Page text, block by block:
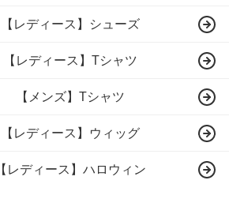
【レディース】シューズ
【レディース】Tシャツ
【メンズ】Tシャツ
【レディース】ウィッグ
【レディース】ハロウィン